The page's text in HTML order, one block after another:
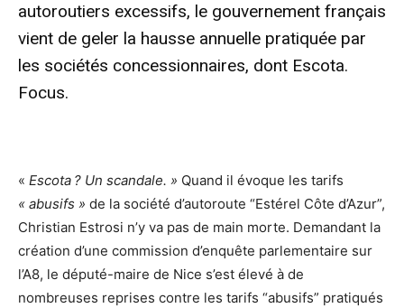
autoroutiers excessifs, le gouvernement français
vient de geler la hausse annuelle pratiquée par
les sociétés concessionnaires, dont Escota.
Focus.
« Escota ? Un scandale. » Quand il évoque les tarifs
« abusifs » de la société d’autoroute “Estérel Côte d’Azur”,
Christian Estrosi n’y va pas de main morte. Demandant la
création d’une commission d’enquête parlementaire sur
l’A8, le député-maire de Nice s’est élevé à de
nombreuses reprises contre les tarifs “abusifs” pratiqués